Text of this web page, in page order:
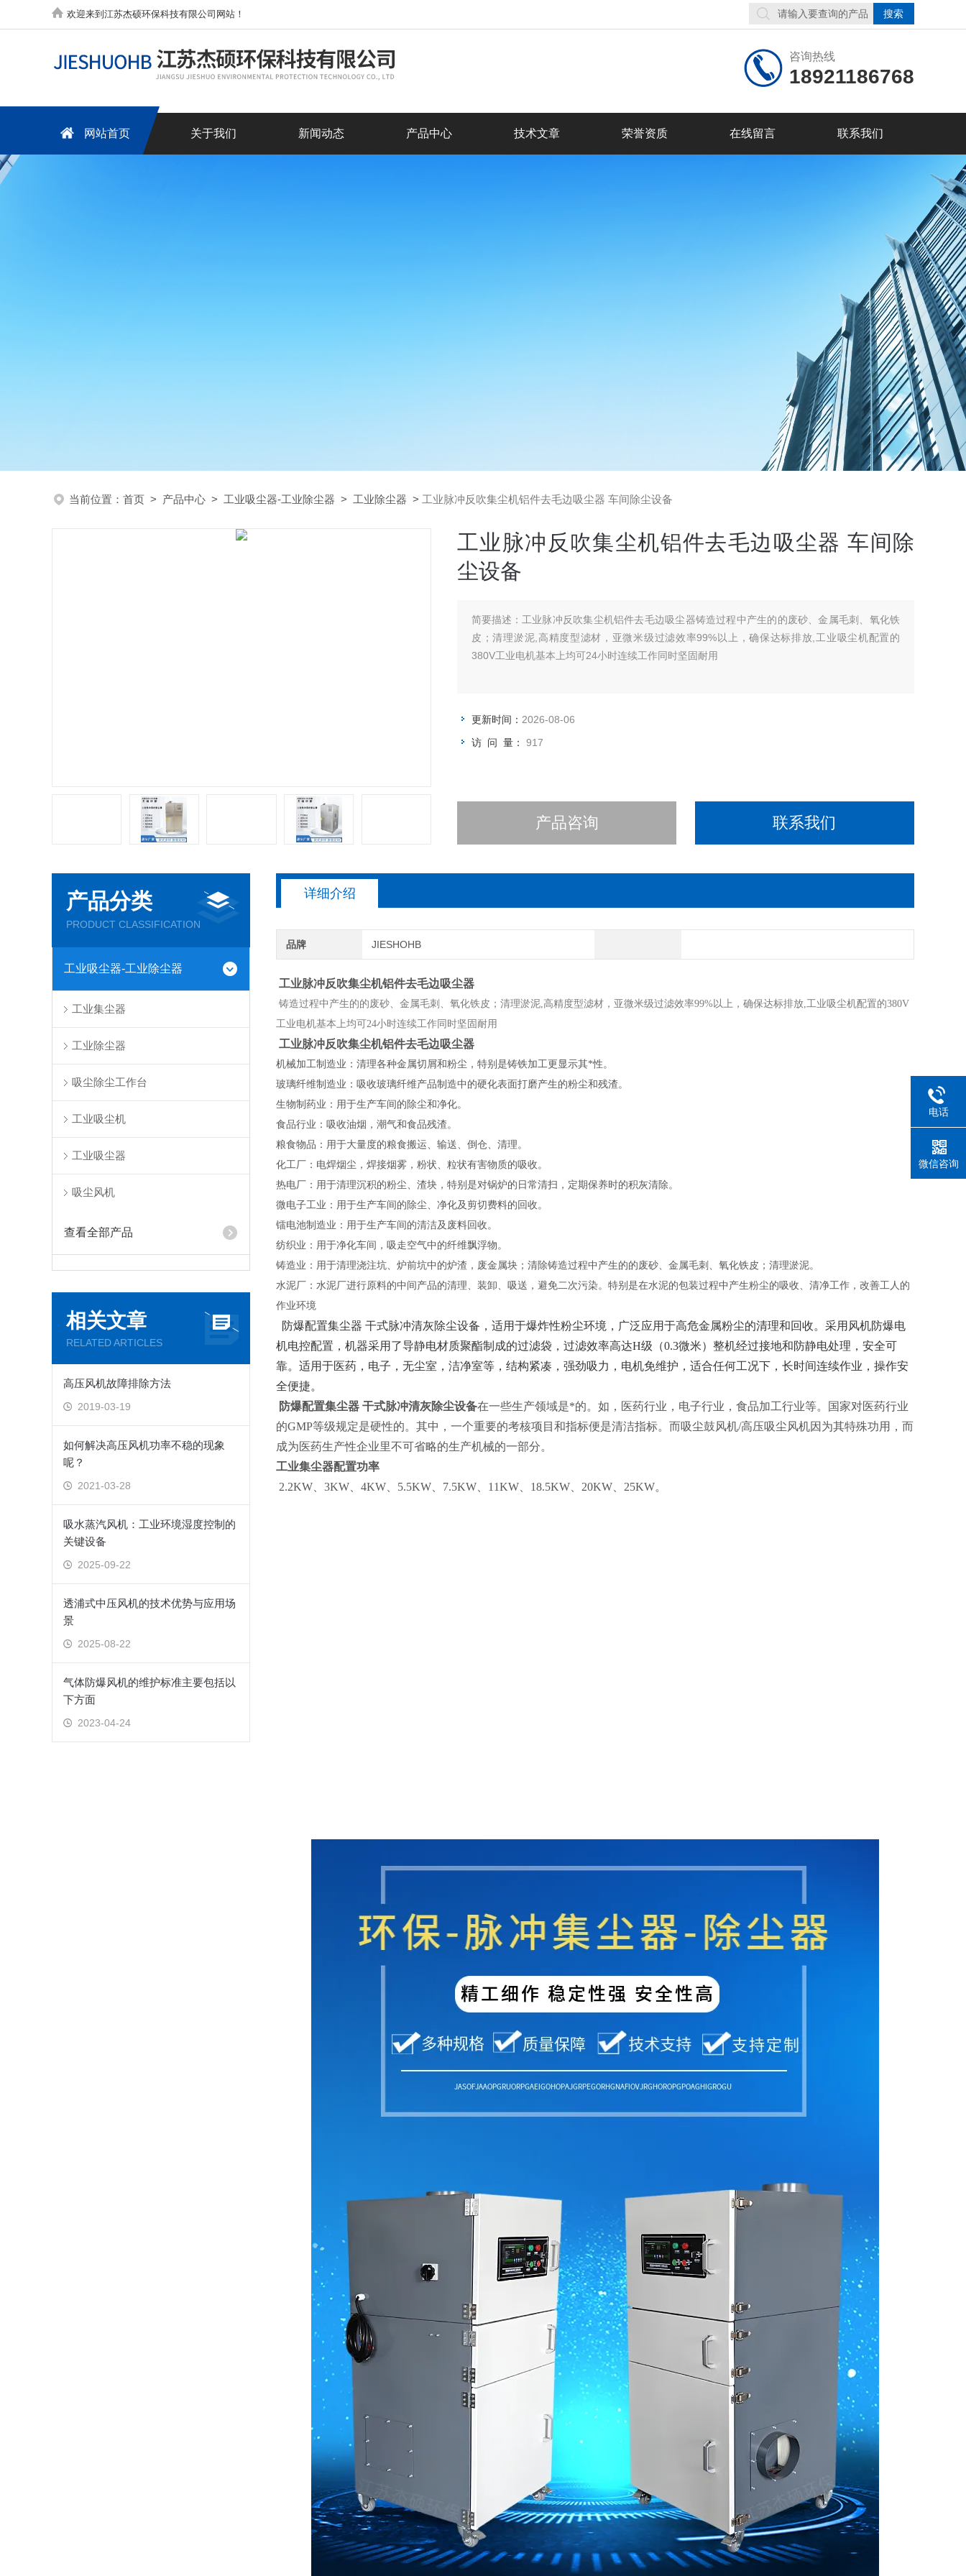
欢迎来到江苏杰硕环保科技有限公司网站！
咨询热线
18921186768
网站首页 关于我们 新闻动态 产品中心 技术文章 荣誉资质 在线留言 联系我们
当前位置： 首页 > 产品中心 > 工业吸尘器-工业除尘器 > 工业除尘器 > 工业脉冲反吹集尘机铝件去毛边吸尘器 车间除尘设备
工业脉冲反吹集尘机铝件去毛边吸尘器 车间除
尘设备
简要描述： 工业脉冲反吹集尘机铝件去毛边吸尘器铸造过程中产生的的废砂、金属毛刺、氧化铁
皮；清理淤泥,高精度型滤材，亚微米级过滤效率99%以上，确保达标排放,工业吸尘机配置的
380V工业电机基本上均可24小时连续工作同时坚固耐用
更新时间： 2026-08-06
访 问 量： 917
产品咨询 联系我们
产品分类
PRODUCT CLASSIFICATION
工业吸尘器-工业除尘器
工业集尘器
工业除尘器
吸尘除尘工作台
工业吸尘机
工业吸尘器
吸尘风机
查看全部产品
相关文章
RELATED ARTICLES
高压风机故障排除方法
2019-03-19
如何解决高压风机功率不稳的现象
呢？
2021-03-28
吸水蒸汽风机：工业环境湿度控制的
关键设备
2025-09-22
透浦式中压风机的技术优势与应用场
景
2025-08-22
气体防爆风机的维护标准主要包括以
下方面
2023-04-24
详细介绍
品牌 JIESHOHB
工业脉冲反吹集尘机铝件去毛边吸尘器
铸造过程中产生的的废砂、金属毛刺、氧化铁皮；清理淤泥,高精度型滤材，亚微米级过滤效率99%以上，确保达标排放,工业吸尘机配置的380V
工业电机基本上均可24小时连续工作同时坚固耐用
工业脉冲反吹集尘机铝件去毛边吸尘器
机械加工制造业：清理各种金属切屑和粉尘，特别是铸铁加工更显示其*性。
玻璃纤维制造业：吸收玻璃纤维产品制造中的硬化表面打磨产生的粉尘和残渣。
生物制药业：用于生产车间的除尘和净化。
食品行业：吸收油烟，潮气和食品残渣。
粮食物品：用于大量度的粮食搬运、输送、倒仓、清理。
化工厂：电焊烟尘，焊接烟雾，粉状、粒状有害物质的吸收。
热电厂：用于清理沉积的粉尘、渣块，特别是对锅炉的日常清扫，定期保养时的积灰清除。
微电子工业：用于生产车间的除尘、净化及剪切费料的回收。
镭电池制造业：用于生产车间的清洁及废料回收。
纺织业：用于净化车间，吸走空气中的纤维飘浮物。
铸造业：用于清理浇注坑、炉前坑中的炉渣，废金属块；清除铸造过程中产生的的废砂、金属毛刺、氧化铁皮；清理淤泥。
水泥厂：水泥厂进行原料的中间产品的清理、装卸、吸送，避免二次污染。特别是在水泥的包装过程中产生粉尘的吸收、清净工作，改善工人的
作业环境
防爆配置集尘器 干式脉冲清灰除尘设备，适用于爆炸性粉尘环境，广泛应用于高危金属粉尘的清理和回收。采用风机防爆电
机电控配置，机器采用了导静电材质聚酯制成的过滤袋，过滤效率高达H级（0.3微米）整机经过接地和防静电处理，安全可
靠。适用于医药，电子，无尘室，洁净室等，结构紧凑，强劲吸力，电机免维护，适合任何工况下，长时间连续作业，操作安
全便捷。
防爆配置集尘器 干式脉冲清灰除尘设备在一些生产领域是*的。如，医药行业，电子行业，食品加工行业等。国家对医药行业
的GMP等级规定是硬性的。其中，一个重要的考核项目和指标便是清洁指标。而吸尘鼓风机/高压吸尘风机因为其特殊功用，而
成为医药生产性企业里不可省略的生产机械的一部分。
工业集尘器配置功率
2.2KW、3KW、4KW、5.5KW、7.5KW、11KW、18.5KW、20KW、25KW。
电话
微信咨询